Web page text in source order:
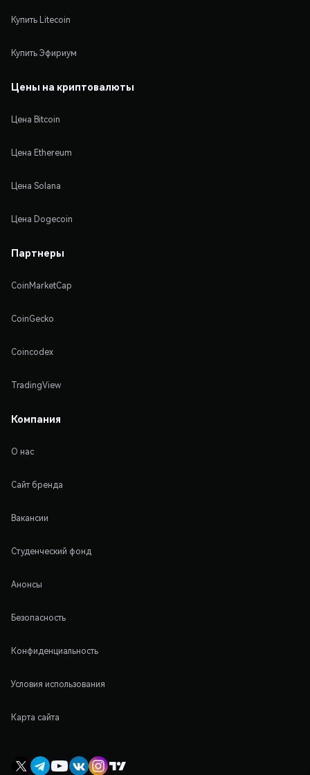
Купить Litecoin
Купить Эфириум
Цены на криптовалюты
Цена Bitcoin
Цена Ethereum
Цена Solana
Цена Dogecoin
Партнеры
CoinMarketCap
CoinGecko
Coincodex
TradingView
Компания
О нас
Сайт бренда
Вакансии
Студенческий фонд
Анонсы
Безопасность
Конфиденциальность
Условия использования
Карта сайта